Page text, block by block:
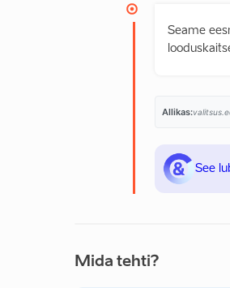
Seame
Allikas:
See
Mida tehti?